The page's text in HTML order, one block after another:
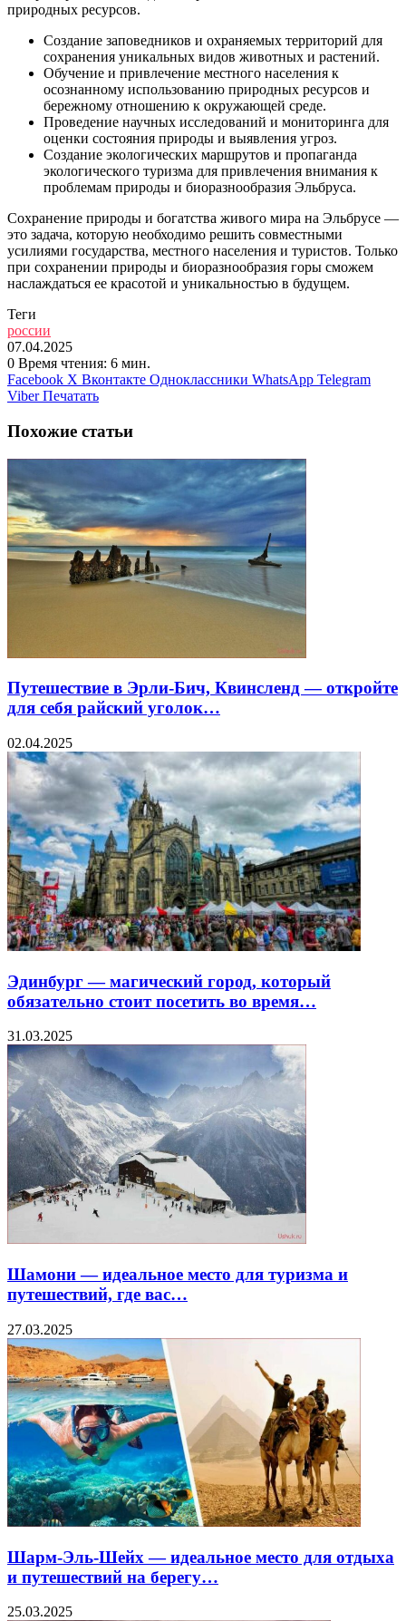
природных ресурсов.
Создание заповедников и охраняемых территорий для
сохранения уникальных видов животных и растений.
Обучение и привлечение местного населения к
осознанному использованию природных ресурсов и
бережному отношению к окружающей среде.
Проведение научных исследований и мониторинга для
оценки состояния природы и выявления угроз.
Создание экологических маршрутов и пропаганда
экологического туризма для привлечения внимания к
проблемам природы и биоразнообразия Эльбруса.
Сохранение природы и богатства живого мира на Эльбрусе —
это задача, которую необходимо решить совместными
усилиями государства, местного населения и туристов. Только
при сохранении природы и биоразнообразия горы сможем
наслаждаться ее красотой и уникальностью в будущем.
Теги
россии
07.04.2025
0 Время чтения: 6 мин.
Facebook X Вконтакте Одноклассники WhatsApp Telegram
Viber Печатать
Похожие статьи
Путешествие в Эрли-Бич, Квинсленд — откройте
для себя райский уголок…
02.04.2025
Эдинбург — магический город, который
обязательно стоит посетить во время…
31.03.2025
Шамони — идеальное место для туризма и
путешествий, где вас…
27.03.2025
Шарм-Эль-Шейх — идеальное место для отдыха
и путешествий на берегу…
25.03.2025